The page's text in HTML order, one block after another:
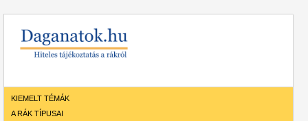
KIEMELT TÉMÁK
A RÁK TÍPUSAI